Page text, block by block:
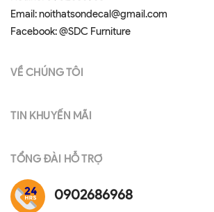
Email:noithatsondecal@gmail.com
Facebook:@SDC Furniture
VỀ CHÚNG TÔI
TIN KHUYẾN MÃI
TỔNG ĐÀI HỖ TRỢ
0902686968